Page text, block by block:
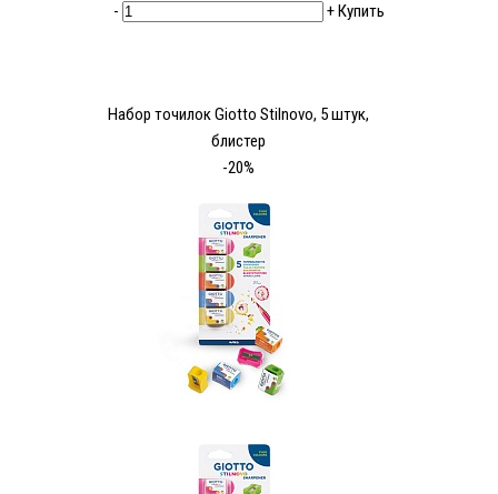
-
+Купить
Набор точилок Giotto Stilnovo, 5 штук,
блистер
-20%